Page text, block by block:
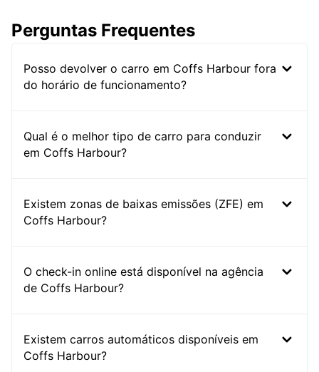
Perguntas Frequentes
Posso devolver o carro em Coffs Harbour fora
do horário de funcionamento?
Qual é o melhor tipo de carro para conduzir
em Coffs Harbour?
Existem zonas de baixas emissões (ZFE) em
Coffs Harbour?
O check-in online está disponível na agência
de Coffs Harbour?
Existem carros automáticos disponíveis em
Coffs Harbour?